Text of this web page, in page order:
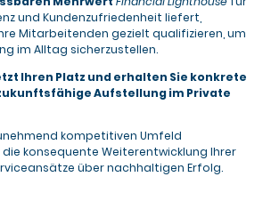
und Kundenzufriedenheit liefert,
Mitarbeitenden gezielt qualifizieren, um
im Alltag sicherzustellen.
Ihren Platz und erhalten Sie konkrete
Aufstellung im Private
kompetitiven Umfeld
konsequente Weiterentwicklung Ihrer
über nachhaltigen Erfolg.